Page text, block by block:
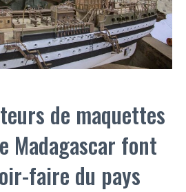
de maquettes
Madagascar font
faire du pays